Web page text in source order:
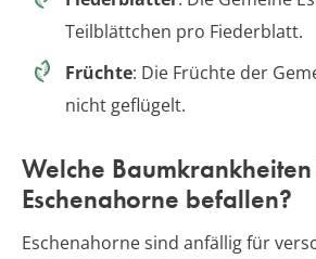
Teilblättchen pro Fiederblatt.
Früchte: Die Früchte der
nicht geflügelt.
Welche
Eschenahorne befallen?
Eschenahorne sind anfällig für